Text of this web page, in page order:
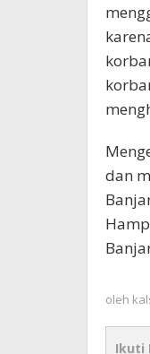
dan
oleh
Ikuti